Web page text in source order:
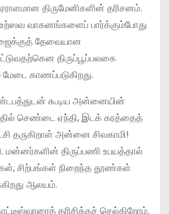
திருமேனிகளின் தரிசனம்.
வாகனங்களைப் பார்க்கும்போது
தேவையான
திருப்பூப்பலகை
மேடை காணப்படுகிறது.
கூடிய அன்னையின்
செண்டை ஏந்தி, இடக் கரத்தைத்
தருகிறாள் அன்னை சிவகாமி!
மன்னர்களின் திருப்பணி உபயத்தால்
சிற்பங்கள் நிறைந்த தூண்கள்
ஆலயம்.
தரிசிக்கச் செல்கிறோம்.